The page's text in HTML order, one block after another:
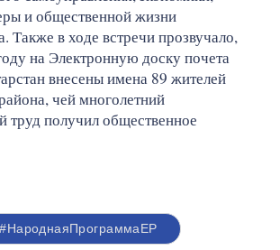
и общественной жизни
Также в ходе встречи прозвучало,
на Электронную доску почета
внесены имена 89 жителей
чей многолетний
труд получил общественное
#НароднаяПрограммаЕР